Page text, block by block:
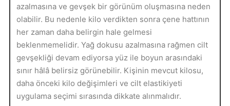
azalmasına ve gevşek bir görünüm oluşmasına neden
olabilir. Bu nedenle kilo verdikten sonra çene hattının
her zaman daha belirgin hale gelmesi
beklenmemelidir. Yağ dokusu azalmasına rağmen cilt
gevşekliği devam ediyorsa yüz ile boyun arasındaki
sınır hâlâ belirsiz görünebilir. Kişinin mevcut kilosu,
daha önceki kilo değişimleri ve cilt elastikiyeti
uygulama seçimi sırasında dikkate alınmalıdır.